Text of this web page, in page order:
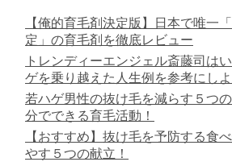
【俺的育毛剤決定版】日本で唯一
定」の育毛剤を徹底レビュー
トレンディーエンジェル斎藤司は
ゲを乗り越えた人生例を参考にしよ
若ハゲ男性の抜け毛を減らす５つ
分でできる育毛活動！
【おすすめ】抜け毛を予防する食
やす５つの献立！